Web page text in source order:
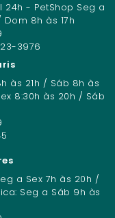
24h - PetShop Seg a
8h às 17h
3976
às 21h / Sáb 8h às
8:30h às 20h / Sáb
a Sex 7h às 20h /
Seg a Sáb 9h às